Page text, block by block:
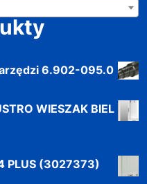
6.902-095.0
WIESZAK BIEL
PLUS (3027373)